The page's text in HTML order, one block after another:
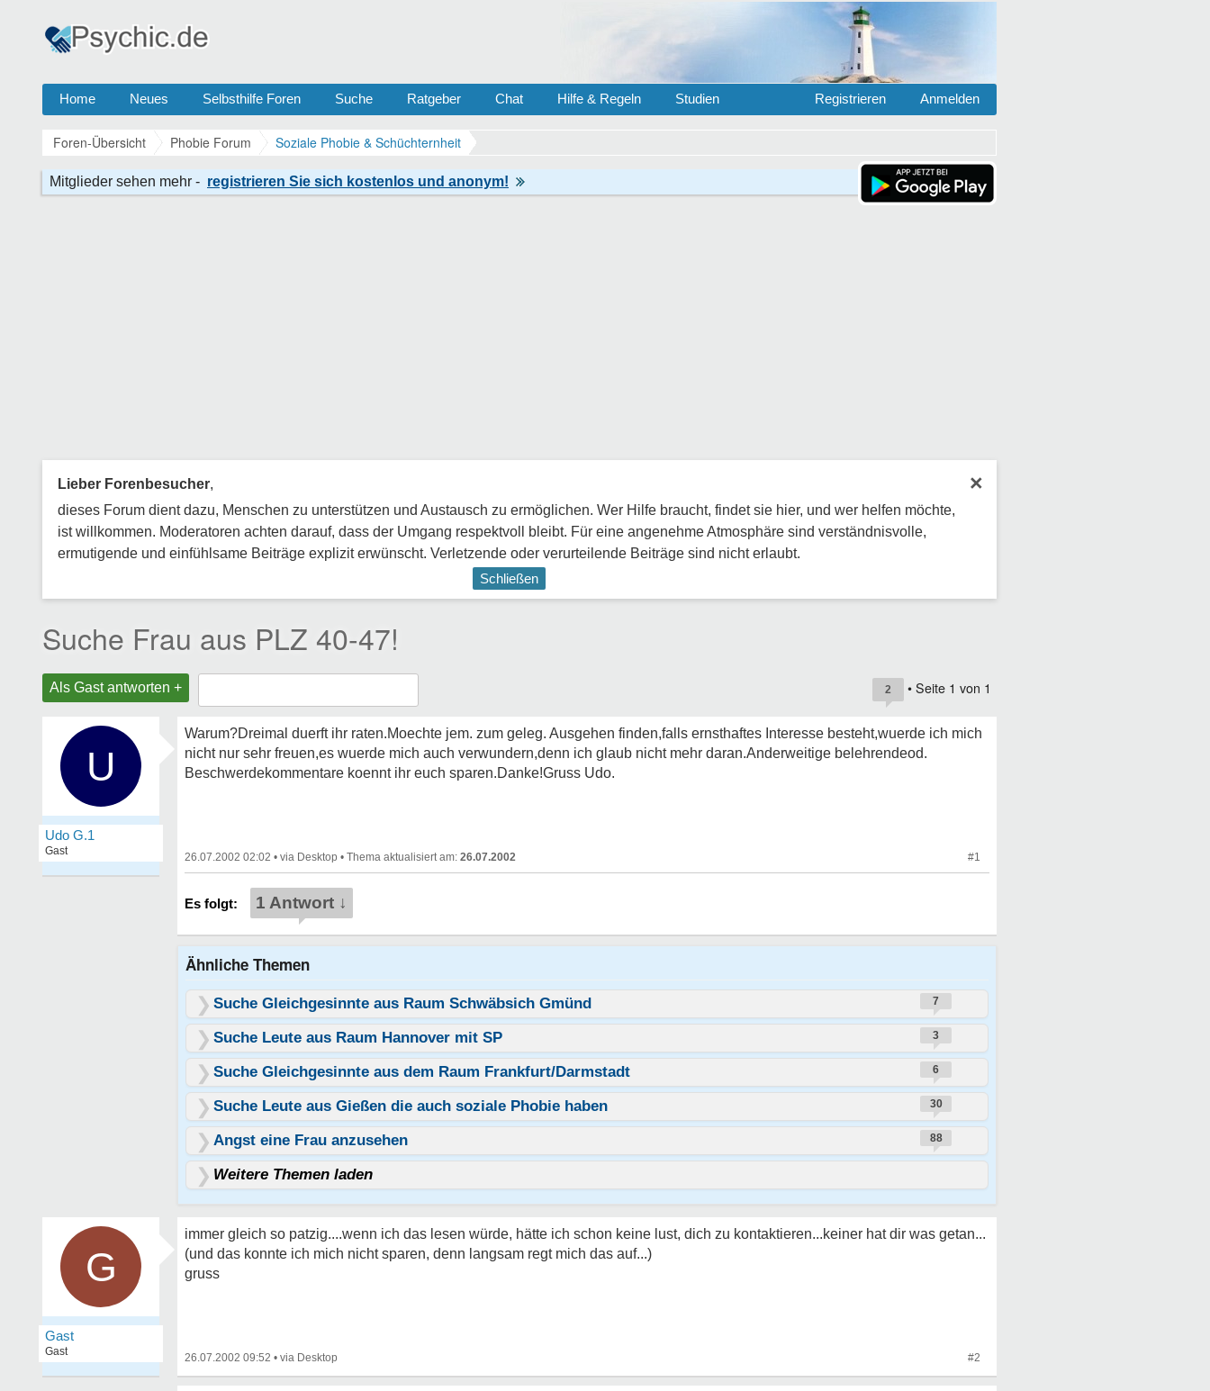
Home Neues Selbsthilfe Foren Suche Ratgeber Chat Hilfe & Regeln Studien Anmelden
Registrieren
Foren-Übersicht Phobie Forum Soziale Phobie & Schüchternheit
×
Lieber Forenbesucher,
dieses Forum dient dazu, Menschen zu unterstützen und Austausch zu ermöglichen. Wer Hilfe braucht, findet sie hier, und wer helfen möchte,
ist willkommen. Moderatoren achten darauf, dass der Umgang respektvoll bleibt. Für eine angenehme Atmosphäre sind verständnisvolle,
ermutigende und einfühlsame Beiträge explizit erwünscht. Verletzende oder verurteilende Beiträge sind nicht erlaubt.
Schließen
Suche Frau aus PLZ 40-47!
Als Gast antworten + 2 • Seite 1 von 1
U
Udo G.1
Gast
Warum?Dreimal duerft ihr raten.Moechte jem. zum geleg. Ausgehen finden,falls ernsthaftes Interesse besteht,wuerde ich mich
nicht nur sehr freuen,es wuerde mich auch verwundern,denn ich glaub nicht mehr daran.Anderweitige belehrendeod.
Beschwerdekommentare koennt ihr euch sparen.Danke!Gruss Udo.
26.07.2002 02:02 • • 26.07.2002 #1
1 Antwort ↓
Ähnliche Themen
Suche Gleichgesinnte aus Raum Schwäbsich Gmünd 7
Suche Leute aus Raum Hannover mit SP 3
Suche Gleichgesinnte aus dem Raum Frankfurt/Darmstadt 6
Suche Leute aus Gießen die auch soziale Phobie haben 30
Angst eine Frau anzusehen 88
Weitere Themen laden
G
Gast
Gast
immer gleich so patzig....wenn ich das lesen würde, hätte ich schon keine lust, dich zu kontaktieren...keiner hat dir was getan...
(und das konnte ich mich nicht sparen, denn langsam regt mich das auf...)
gruss
26.07.2002 09:52 • #2